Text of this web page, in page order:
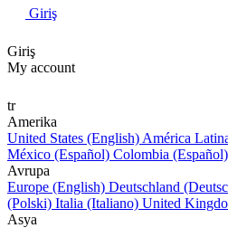
Giriş
Giriş
My account
tr
Amerika
United States (English) América
México (Español) Colombia (Español)
Avrupa
Europe (English) Deutschland
(Polski) Italia (Italiano) United
Asya